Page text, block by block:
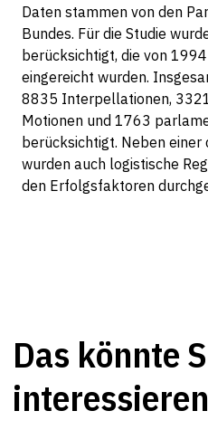
Daten stammen von den
Bundes. Für die Studie
berücksichtigt, die von
eingereicht wurden.
8835 Interpellationen,
Motionen und 1763
berücksichtigt. Neben
wurden auch logistische
den Erfolgsfaktoren
Das könnte
interessieren